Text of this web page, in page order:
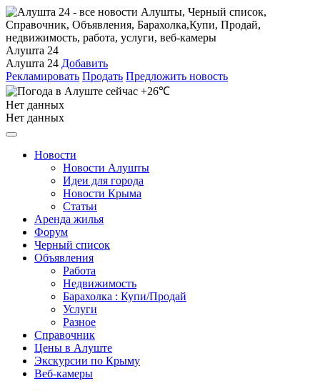
Алушта 24
Алушта 24 Добавить
Рекламировать Продать Предложить новость
+26℃
Нет данных
Нет данных
Новости
Новости Алушты
Идеи для города
Новости Крыма
Статьи
Аренда жилья
Форум
Черный список
Объявления
Работа
Недвижимость
Барахолка : Купи/Продай
Услуги
Разное
Справочник
Цены в Алуште
Экскурсии по Крыму
Веб-камеры